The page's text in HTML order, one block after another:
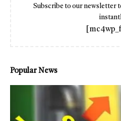
Subscribe to our newsletter
Popular News